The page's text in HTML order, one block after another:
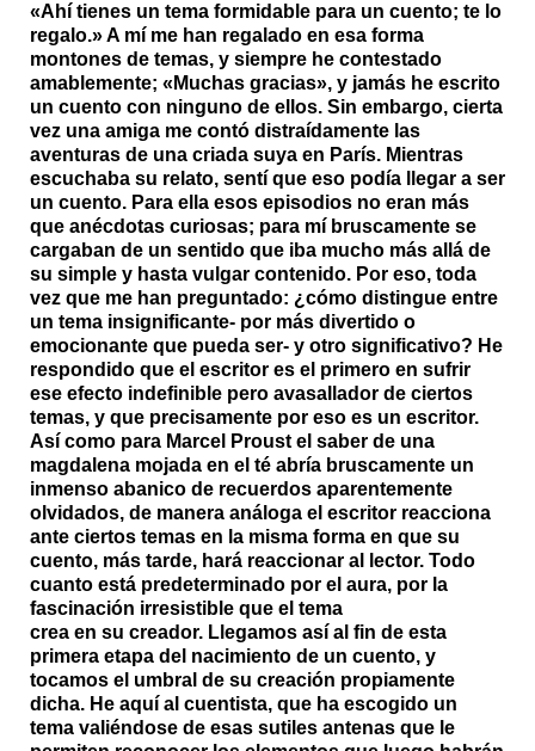
«Ahí tienes un tema formidable para un cuento; te lo
regalo.» A mí me han regalado en esa forma
montones de temas, y siempre he contestado
amablemente; «Muchas gracias», y jamás he escrito
un cuento con ninguno de ellos. Sin embargo, cierta
vez una amiga me contó distraídamente las
aventuras de una criada suya en París. Mientras
escuchaba su relato, sentí que eso podía llegar a ser
un cuento. Para ella esos episodios no eran más
que anécdotas curiosas; para mí bruscamente se
cargaban de un sentido que iba mucho más allá de
su simple y hasta vulgar contenido. Por eso, toda
vez que me han preguntado: ¿cómo distingue entre
un tema insignificante- por más divertido o
emocionante que pueda ser- y otro significativo? He
respondido que el escritor es el primero en sufrir
ese efecto indefinible pero avasallador de ciertos
temas, y que precisamente por eso es un escritor.
Así como para Marcel Proust el saber de una
magdalena mojada en el té abría bruscamente un
inmenso abanico de recuerdos aparentemente
olvidados, de manera análoga el escritor reacciona
ante ciertos temas en la misma forma en que su
cuento, más tarde, hará reaccionar al lector. Todo
cuanto está predeterminado por el aura, por la
fascinación irresistible que el tema
crea en su creador. Llegamos así al fin de esta
primera etapa del nacimiento de un cuento, y
tocamos el umbral de su creación propiamente
dicha. He aquí al cuentista, que ha escogido un
tema valiéndose de esas sutiles antenas que le